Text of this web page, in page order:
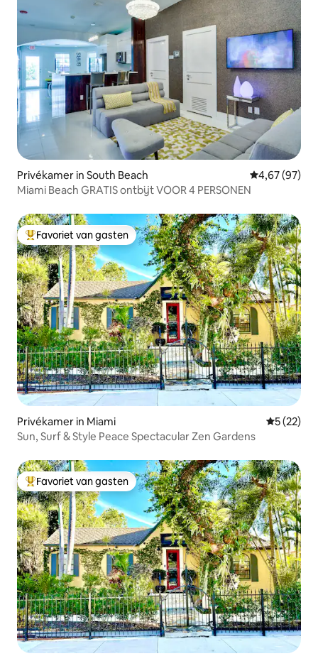
Privékamer in South Beach Gemiddelde
4,67 (97)
Miami Beach GRATIS ontbijt VOOR 4 PERSONEN
Topfavoriet van gasten
Favoriet van gasten
Privékamer in Miami
5 (22)
Sun, Surf & Style Peace Spectacular Zen Gardens
Topfavoriet van gasten
Favoriet van gasten